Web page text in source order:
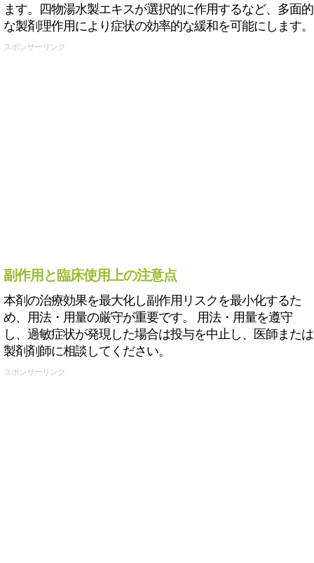
ます。四物湯水製エキスが選択的に作用するなど、多面的
な製剤理作用により症状の効率的な緩和を可能にします。
スポンサーリンク
副作用と臨床使用上の注意点
本剤の治療効果を最大化し副作用リスクを最小化するた
め、用法・用量の厳守が重要です。 用法・用量を遵守
し、過敏症状が発現した場合は投与を中止し、医師または
製剤剤師に相談してください。
スポンサーリンク